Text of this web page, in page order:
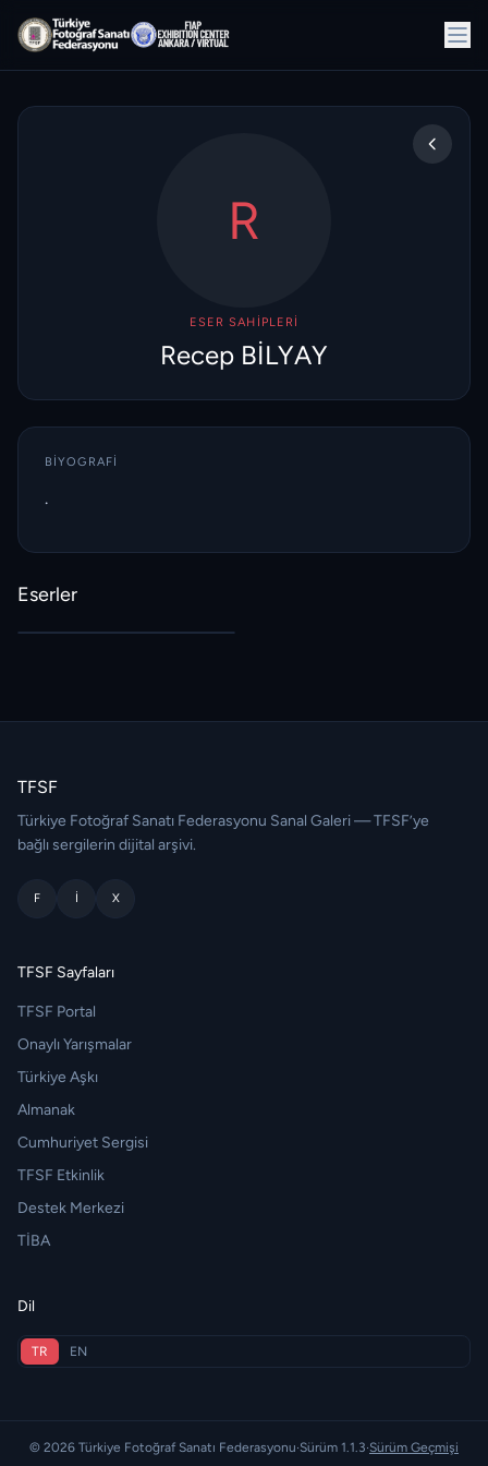
R
ESER SAHIPLERI
Recep BİLYAY
BIYOGRAFI
.
Eserler
TFSF
Türkiye Fotoğraf Sanatı Federasyonu Sanal Galeri — TFSF’ye
bağlı sergilerin dijital arşivi.
F I X
TFSF Sayfaları
TFSF Portal
Onaylı Yarışmalar
Türkiye Aşkı
Almanak
Cumhuriyet Sergisi
TFSF Etkinlik
Destek Merkezi
TİBA
Dil
TR EN
© 2026 Türkiye Fotoğraf Sanatı Federasyonu·Sürüm 1.1.3·Sürüm Geçmişi